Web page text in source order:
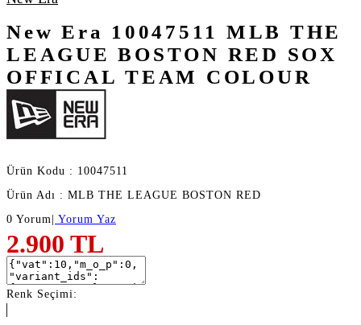
New Era 10047511 MLB THE
LEAGUE BOSTON RED SOX
OFFICAL TEAM COLOUR
Ürün Kodu : 10047511
Ürün Adı : MLB THE LEAGUE BOSTON RED
0 Yorum | Yorum Yaz
2.900 TL
Renk Seçimi: